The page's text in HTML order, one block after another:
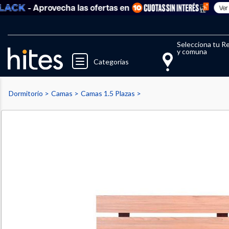
- Aprovecha las ofertas en Ver todo
Categorías
Selecciona tu
y comuna
Llegaste al límite de productos
Dormitorio Camas Camas 1.5 Plazas